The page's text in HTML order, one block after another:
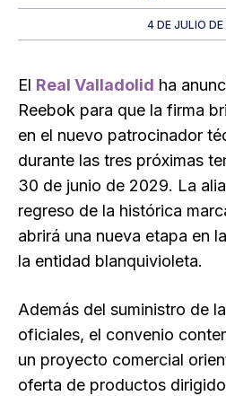
4 DE JULIO
El Real Valladolid ha
Reebok para que la firma
en el nuevo patrocinador
durante las tres próximas
30 de junio de 2029. La
regreso de la histórica
abrirá una nueva etapa en
la entidad blanquivioleta.
Además del suministro de
oficiales, el convenio
un proyecto comercial
oferta de productos